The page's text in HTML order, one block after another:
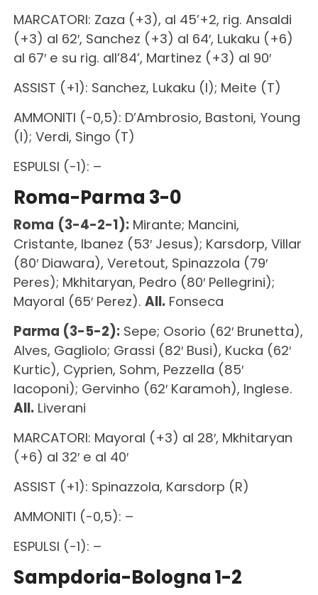
MARCATORI: Zaza (+3), al 45’+2, rig. Ansaldi
(+3) al 62′, Sanchez (+3) al 64′, Lukaku (+6)
al 67′ e su rig. all’84’, Martinez (+3) al 90′
ASSIST (+1): Sanchez, Lukaku (I); Meite (T)
AMMONITI (-0,5): D’Ambrosio, Bastoni, Young
(I); Verdi, Singo (T)
ESPULSI (-1): –
Roma-Parma 3-0
Roma (3-4-2-1):Mirante; Mancini,
Cristante, Ibanez (53′ Jesus); Karsdorp, Villar
(80′ Diawara), Veretout, Spinazzola (79′
Peres); Mkhitaryan, Pedro (80′ Pellegrini);
Mayoral (65′ Perez). All. Fonseca
Parma (3-5-2):Sepe; Osorio (62′ Brunetta),
Alves, Gagliolo; Grassi (82′ Busi), Kucka (62′
Kurtic), Cyprien, Sohm, Pezzella (85′
Iacoponi); Gervinho (62′ Karamoh), Inglese.
All. Liverani
MARCATORI: Mayoral (+3) al 28′, Mkhitaryan
(+6) al 32′ e al 40′
ASSIST (+1): Spinazzola, Karsdorp (R)
AMMONITI (-0,5): –
ESPULSI (-1): –
Sampdoria-Bologna 1-2